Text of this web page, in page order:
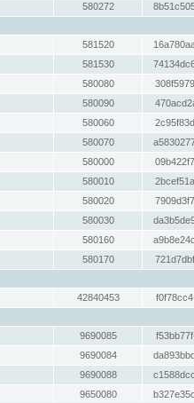
580272
581520
581530
580080
580090
580060
580070
580000
580010
580020
580030
580160
580170
42840453
9690085
9690084
9690088
9650080